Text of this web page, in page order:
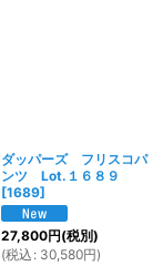
ダッパーズ フリスコパ
ンツ Lot.１６８９
[1689]
27,800円(税別)
(税込 : 30,580円)